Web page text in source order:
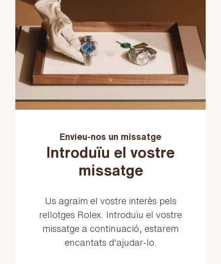
Envieu-nos un missatge
Introduïu el vostre
missatge
Us agraïm el vostre interès pels
rellotges Rolex. Introduïu el vostre
missatge a continuació, estarem
encantats d'ajudar-lo.